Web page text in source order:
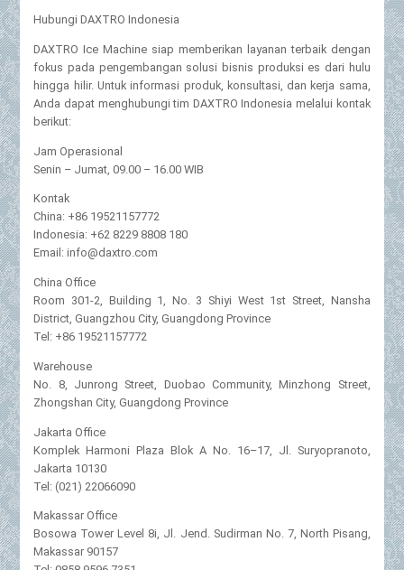
Hubungi DAXTRO Indonesia
DAXTRO Ice Machine siap memberikan layanan terbaik dengan
fokus pada pengembangan solusi bisnis produksi es dari hulu
hingga hilir. Untuk informasi produk, konsultasi, dan kerja sama,
Anda dapat menghubungi tim DAXTRO Indonesia melalui kontak
berikut:
Jam Operasional
Senin – Jumat, 09.00 – 16.00 WIB
Kontak
China: +86 19521157772
Indonesia: +62 8229 8808 180
Email: info@daxtro.com
China Office
Room 301-2, Building 1, No. 3 Shiyi West 1st Street, Nansha
District, Guangzhou City, Guangdong Province
Tel: +86 19521157772
Warehouse
No. 8, Junrong Street, Duobao Community, Minzhong Street,
Zhongshan City, Guangdong Province
Jakarta Office
Komplek Harmoni Plaza Blok A No. 16–17, Jl. Suryopranoto,
Jakarta 10130
Tel: (021) 22066090
Makassar Office
Bosowa Tower Level 8i, Jl. Jend. Sudirman No. 7, North Pisang,
Makassar 90157